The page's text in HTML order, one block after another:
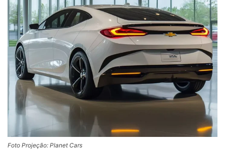
Foto Projeção: Planet Cars